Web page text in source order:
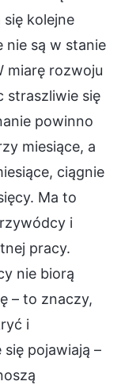
kolejne
nie są w stanie
miarę rozwoju
straszliwie się
powinno
miesiące, a
ciągnie
Ma to
i
pracy.
nie biorą
– to znaczy,
i
pojawiają –